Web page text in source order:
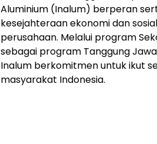
Aluminium (Inalum) berperan
kesejahteraan ekonomi dan
perusahaan. Melalui program
sebagai program Tanggung
Inalum berkomitmen untuk ikut
masyarakat Indonesia.